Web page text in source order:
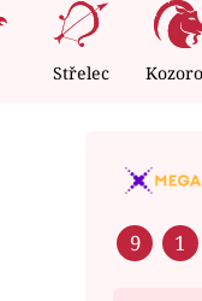
Střelec
9 1